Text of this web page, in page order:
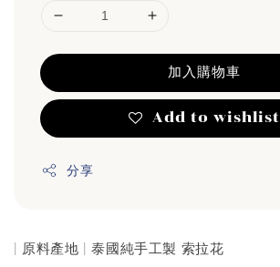
加入購物車
Add to wishlist
分享
| 原料產地 | 泰國純手工製 索拉花